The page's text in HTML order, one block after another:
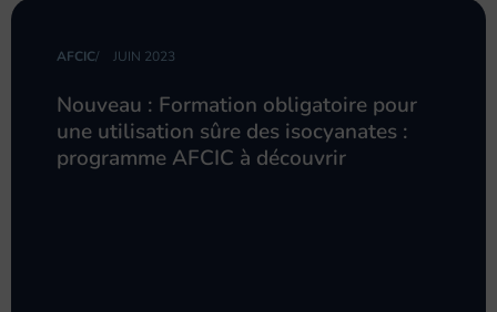
AFCIC/ JUIN 2023
Nouveau : Formation obligatoire pour
une utilisation sûre des isocyanates :
programme AFCIC à découvrir